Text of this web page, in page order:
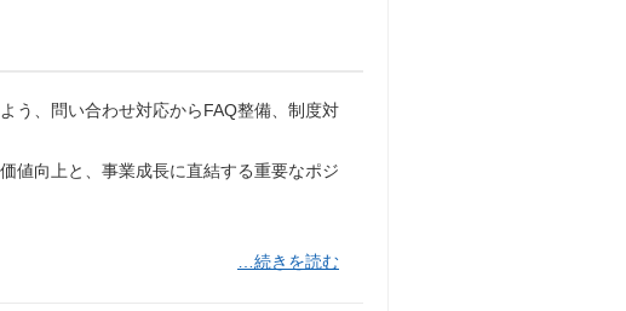
う、問い合わせ対応からFAQ整備、制度対
値向上と、事業成長に直結する重要なポジ
…続きを読む